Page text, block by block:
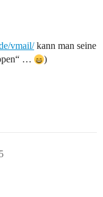
vmail/kann man seine
…
)